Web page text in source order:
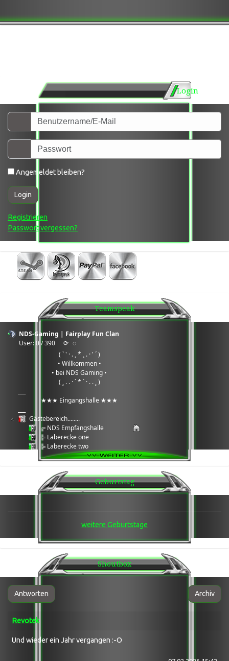
Login
Angemeldet bleiben?
Login
Registrieren
Passwort vergessen?
Teamspeak
NDS-Gaming | Fairplay Fun Clan
User: 0 / 390
⟳ ◌
( ` ' · . ¸ * ¸ . · ' ´ )
• Willkommen •
• bei NDS Gaming •
( ¸ . . · ´ * ` · . . ¸ )
★★★ Eingangshalle ★★★
Gästebereich........
╔ NDS Empfangshalle
╠ Laberecke one
╠ Laberecke two
╠ Laberecke three
╚ Wartungsbereich Serverarbeiten
★★★ Games Ecke ★★★
Games ®: 7Days2Die
Games ®: Enshrouded
╚ AFK
Games ®: LWS 25
╔ Team 1
Games ®: Arma 3
╔ Arma3 Laberecke / Grabbelkiste
╠ Arma 3®: Wasteland Altis
╚ Arma 3®: Exile
╔ Team 1
Geburtstag
weitere Geburtstage
Shoutbox
Antworten Archiv
Revotek
Und wieder ein Jahr vergangen :-O